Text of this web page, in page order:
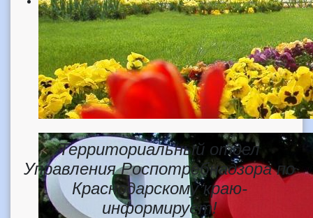
Территориальный отдел
Управления Роспотребнадзора по
Краснодарскому краю-
информирует!